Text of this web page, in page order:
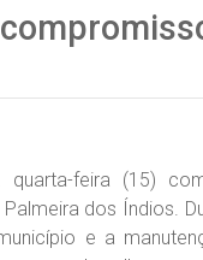
feira (15)
dos Índios.
e a